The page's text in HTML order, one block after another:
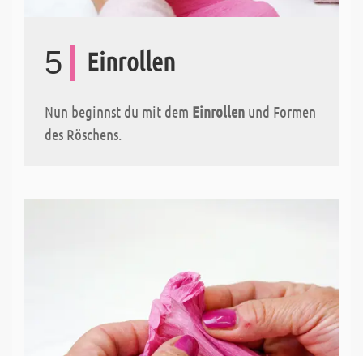
5 Einrollen
Nun beginnst du mit dem Einrollen und Formen
des Röschens.